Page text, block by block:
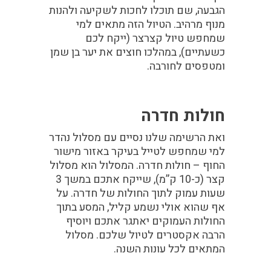
הגבעה, שם תוכלו לחכות לשקיעה ולהנות
מנוף מרהיב. הטיול הזה מתאים למי
שמחפש טיול קצרצר (ייקח לכם
כשעתיים), במהלכו חוצים את יער בן שמן
ומטפסים לחורבה.
חולות חדרה
ואת הרשימה שלנו נסיים עם מסלול נהדר
למי שמחפש לטייל בעיקר באזור מישור
החוף – חולות חדרה. המסלול הוא מסלול
קצר (כ-10 ק”מ), שייקח אתכם במשך 3
שעות עמוק לתוך החולות של חדרה. על
אף שהוא אולי נשמע קליל, המסע בתוך
החולות העמוקים יאתגר אתכם ויוסיף
הרבה אקסטרים לטיול שלכם. מסלול
המתאים לכל עונות השנה.